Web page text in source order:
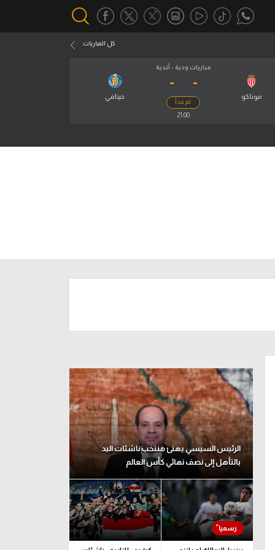
Gamers
تحقيق في الجول
كل المباريات
مباريات ودية - أندية
-
موناكو
-
خيتافي
لم تبدأ
21:00
الرئيس السيسي يهنئ منتخب ناشئات اليد
بالتأهل إلى نصف نهائي كأس العالم